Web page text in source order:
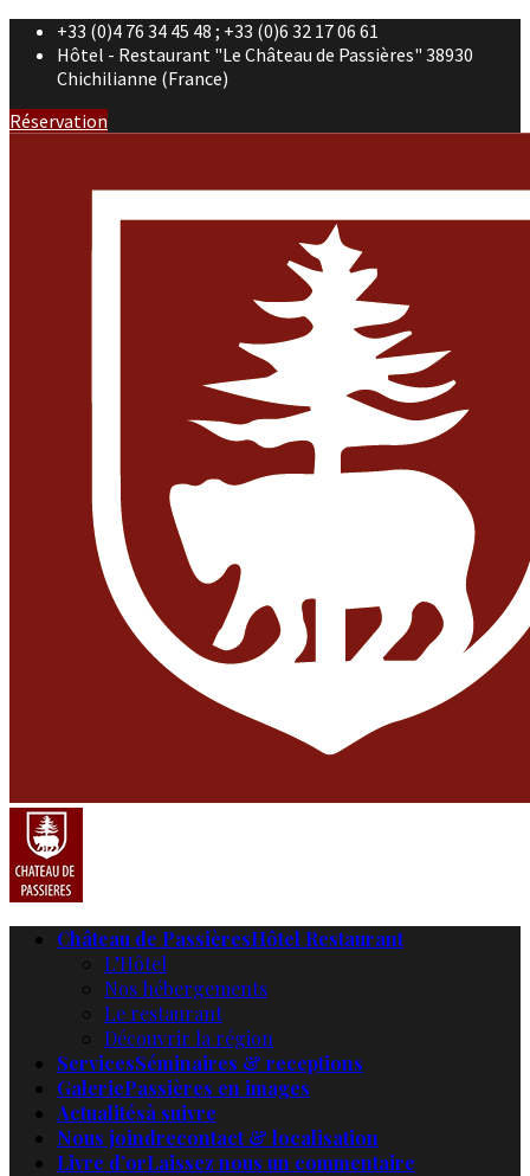
+33 (0)4 76 34 45 48 ; +33 (0)6 32 17 06 61
Hôtel - Restaurant "Le Château de Passières" 38930
Chichilianne (France)
Réservation
Château de PassièresHôtel Restaurant
L’Hôtel
Nos hébergements
Le restaurant
Découvrir la région
ServicesSéminaires & receptions
GaleriePassières en images
Actualitésà suivre
Nous joindrecontact & localisation
Livre d’orLaissez nous un commentaire